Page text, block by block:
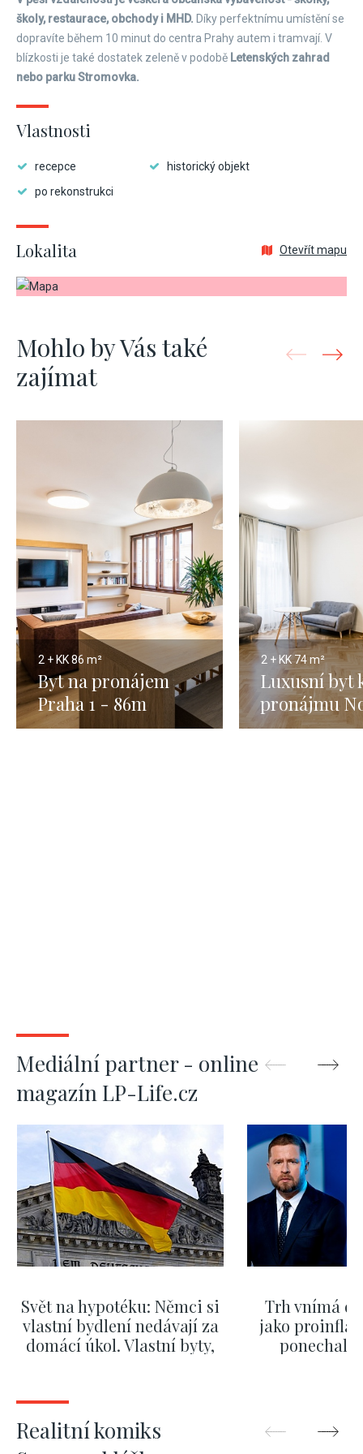
školy, restaurace, obchody i MHD. Díky perfektnímu umístění se
dopravíte během 10 minut do centra Prahy autem i tramvají. V
blízkosti je také dostatek zeleně v podobě Letenských zahrad
nebo parku Stromovka.
Vlastnosti
recepce
historický objekt
po rekonstrukci
Lokalita Otevřít mapu
Mohlo by Vás také
zajímat
2 + KK86 m²
Byt na pronájem
Praha 1 - 86m
2 + KK74 m²
Luxusní byt
pronájmu
Město -
Mediální partner - online
magazín LP-Life.cz
Svět na hypotéku: Němci si
vlastní bydlení nedávají za
domácí úkol. Vlastní byty,
Trh vnímá
jako
ponechali
Realitní komiks